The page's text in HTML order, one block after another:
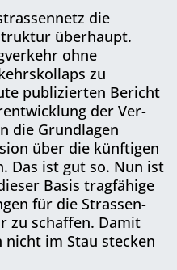
die
überhaupt.
ohne
zu
publizierten Bericht
der Ver­
die Grund­lagen
über die künftigen
Das ist gut so. Nun ist
Basis tragfähige
für die Strassen-
zu schaffen. Damit
im Stau stecken